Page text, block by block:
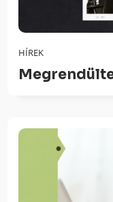
HÍREK